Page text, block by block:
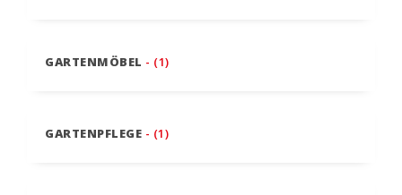
GARTENMÖBEL - (1)
GARTENPFLEGE - (1)